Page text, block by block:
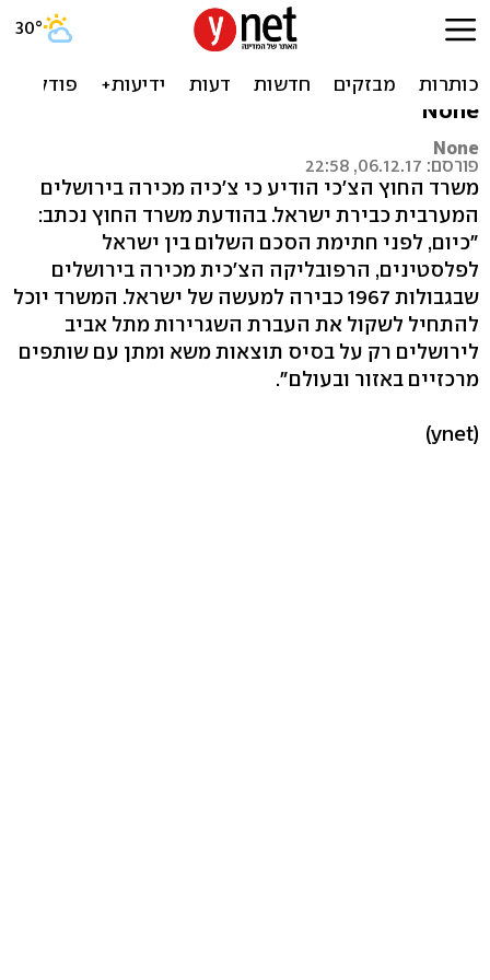
צ'כיה הכירה בירושלים
המערבית כבירת ישראל
None
None
פורסם: 06.12.17, 22:58
משרד החוץ הצ'כי הודיע כי צ'כיה מכירה בירושלים
המערבית כבירת ישראל. בהודעת משרד החוץ נכתב:
"כיום, לפני חתימת הסכם השלום בין ישראל
לפלסטינים, הרפובליקה הצ'כית מכירה בירושלים
שבגבולות 1967 כבירה למעשה של ישראל. המשרד יוכל
להתחיל לשקול את העברת השגרירות מתל אביב
לירושלים רק על בסיס תוצאות משא ומתן עם שותפים
מרכזיים באזור ובעולם".
(ynet)